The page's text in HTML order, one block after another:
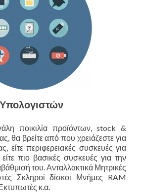
ποικιλία προϊόντων, stock &
θα βρείτε από που χρειάζεστε για
είτε περιφερειακές συσκευές για
πιο βασικές συσκευές για την
του. Ανταλλακτικά Μητρικές
Σκληροί δίσκοι Μνήμες RAM
κ.α.